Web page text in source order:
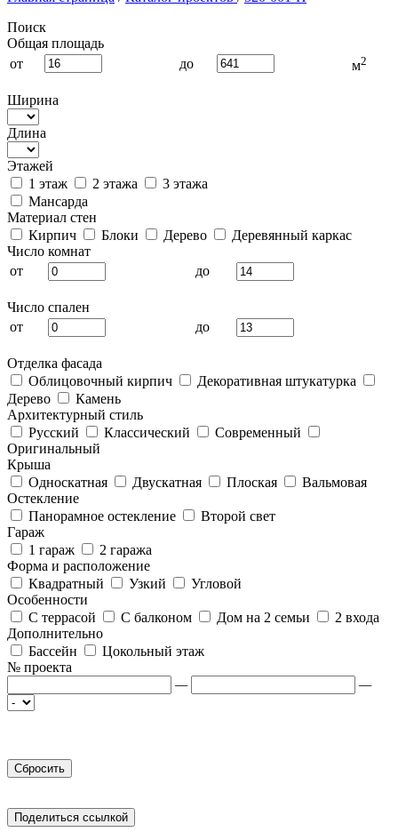
Поиск
Общая площадь
от
до м2
Ширина
Длина
Этажей
1 этаж
2 этажа
3 этажа
Мансарда
Материал стен
Кирпич
Блоки Дерево
Деревянный каркас
Число комнат
от
до
Число спален
от
до
Отделка фасада
Облицовочный кирпич
Декоративная штукатурка
Дерево
Камень
Архитектурный стиль
Русский
Классический
Современный
Оригинальный
Крыша
Односкатная
Двускатная Плоская
Вальмовая
Остекление
Панорамное остекление
Второй свет
Гараж
1 гараж
2 гаража
Форма и расположение
Квадратный
Узкий
Угловой
Особенности
С террасой
С балконом Дом на 2 семьи
2 входа
Дополнительно
Бассейн
Цокольный этаж
№ проекта
—
—
Поделиться ссылкой